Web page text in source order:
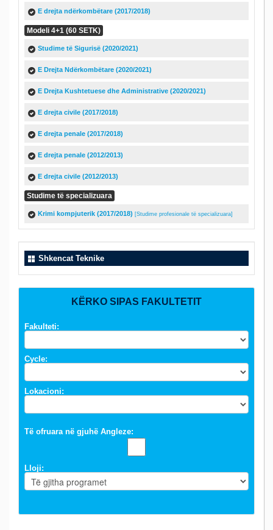
E drejta ndërkombëtare (2017/2018)
Modeli 4+1 (60 SETK)
Studime të Sigurisë (2020/2021)
E Drejta Ndërkombëtare (2020/2021)
E Drejta Kushtetuese dhe Administrative (2020/2021)
E drejta civile (2017/2018)
E drejta penale (2017/2018)
E drejta penale (2012/2013)
E drejta civile (2012/2013)
Studime të specializuara
Krimi kompjuterik (2017/2018) [Studime profesionale të specializuara]
Shkencat Teknike
KËRKO SIPAS FAKULTETIT
Fakulteti:
Cycle:
Lokacioni:
Të ofruara në gjuhë Angleze:
Lloji: